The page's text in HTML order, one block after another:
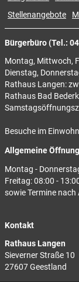
Bürgerbüro (Tel.:
Montag, Mittwoch,
Dienstag,
Rathaus Langen:
Rathaus Bad
Besuche im
Allgemeine
Montag -
Freitag: 08:00 -
sowie Termine nach
Kontakt
Rathaus Langen
Sieverner Straße 10
27607 Geestland
Stellenangebote